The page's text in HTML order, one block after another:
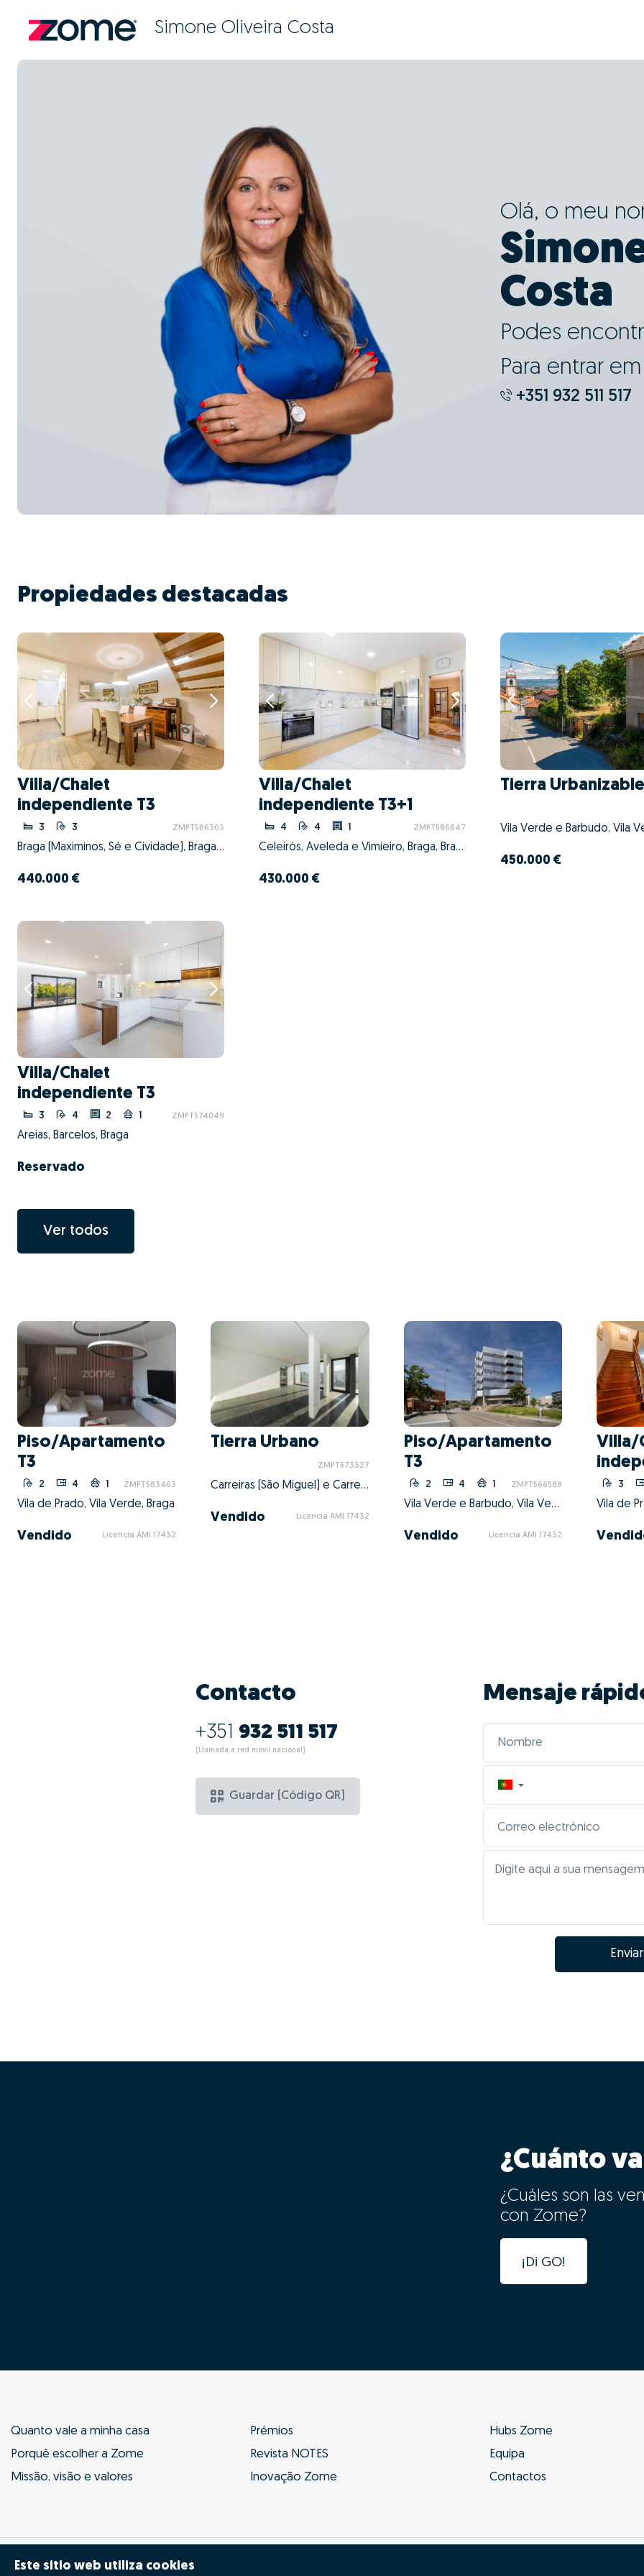
Simone Oliveira Costa
Olá, o meu
Costa
Podes
Para entrar
+351 932 511 517
Propiedades destacadas
Villa/Chalet
independiente T3
3 3 ZMPT586303
Braga (Maximinos, Sé e Cividade), Braga, Braga
440.000 €
Villa/Chalet
independiente T3+1
4 4 1 ZMPT586847
Celeirós, Aveleda e Vimieiro, Braga, Braga
430.000 €
Tierra Urbanizable
Vila Verde e Barbudo, Vila
450.000 €
Villa/Chalet
independiente T3
3 4 2 1 ZMPT574049
Areias, Barcelos, Braga
Reservado
Ver todos
Piso/Apartamento
T3
2 4 1 ZMPT583463
Vila de Prado, Vila Verde, Braga
Vendido Licencia AMI 17432
Tierra Urbano
ZMPT573327
Carreiras (São Miguel) e Carreiras (Santiago), Vila Verde, Braga
Vendido Licencia AMI 17432
Piso/Apartamento
T3
2 4 1 ZMPT566588
Vila Verde e Barbudo, Vila Verde, Braga
Vendido Licencia AMI 17432
Villa/
3
Vila de
Contacto
+351 932 511 517
(Llamada a red móvil nacional)
Guardar (Código QR)
Mensaje
▼
Enviar
¿Cuánto
¿Cuáles son las
con Zome?
¡Di GO!
Quanto vale a minha casa
Porquê escolher a Zome
Missão, visão e valores
Prémios
Revista NOTES
Inovação Zome
Hubs Zome
Equipa
Contactos
Zome 2025 Política de Privacidade
Este sitio web utiliza cookies